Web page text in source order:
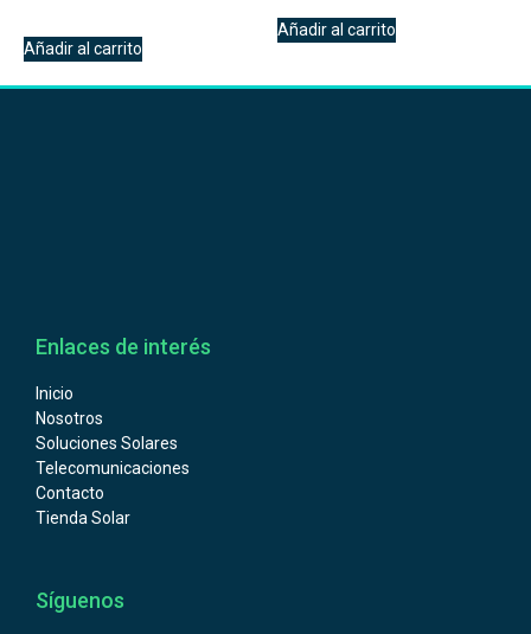
Añadir al carrito
Añadir al carrito
Enlaces de interés
Inicio
Nosotros
Soluciones Solares
Telecomunicaciones
Contacto
Tienda Solar
Síguenos